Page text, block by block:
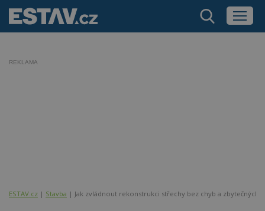
REKLAMA
ESTAV.cz Stavba Jak zvládnout rekonstrukci střechy bez chyb a zbytečných